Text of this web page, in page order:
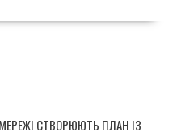
СТВОРЮЮТЬ ПЛАН ІЗ